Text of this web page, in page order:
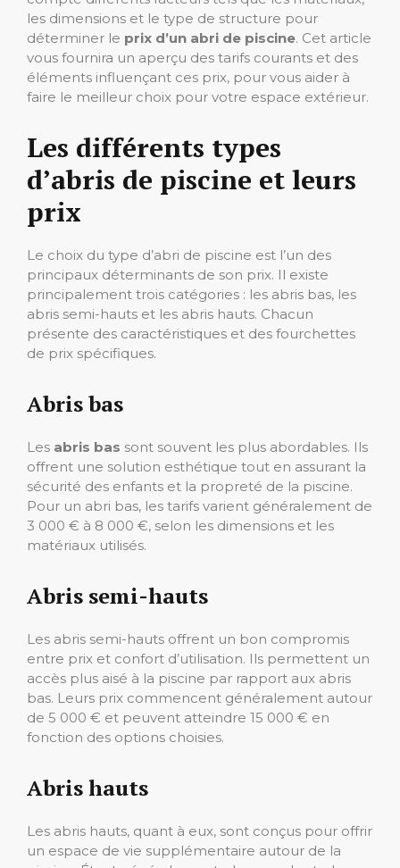
les dimensions et le type de structure pour
déterminer le prix d’un abri de piscine. Cet article
vous fournira un aperçu des tarifs courants et des
éléments influençant ces prix, pour vous aider à
faire le meilleur choix pour votre espace extérieur.
Les différents types
d’abris de piscine et leurs
prix
Le choix du type d’abri de piscine est l’un des
principaux déterminants de son prix. Il existe
principalement trois catégories : les abris bas, les
abris semi-hauts et les abris hauts. Chacun
présente des caractéristiques et des fourchettes
de prix spécifiques.
Abris bas
Les abris bas sont souvent les plus abordables. Ils
offrent une solution esthétique tout en assurant la
sécurité des enfants et la propreté de la piscine.
Pour un abri bas, les tarifs varient généralement de
3 000 € à 8 000 €, selon les dimensions et les
matériaux utilisés.
Abris semi-hauts
Les abris semi-hauts offrent un bon compromis
entre prix et confort d’utilisation. Ils permettent un
accès plus aisé à la piscine par rapport aux abris
bas. Leurs prix commencent généralement autour
de 5 000 € et peuvent atteindre 15 000 € en
fonction des options choisies.
Abris hauts
Les abris hauts, quant à eux, sont conçus pour offrir
un espace de vie supplémentaire autour de la